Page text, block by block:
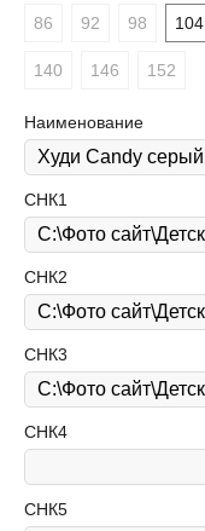
86
92 98 104
140 146 152
Наименование
СНК1
СНК2
СНК3
СНК4
СНК5